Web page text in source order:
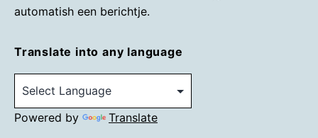
automatish een berichtje.
Translate into any language
Powered by Translate